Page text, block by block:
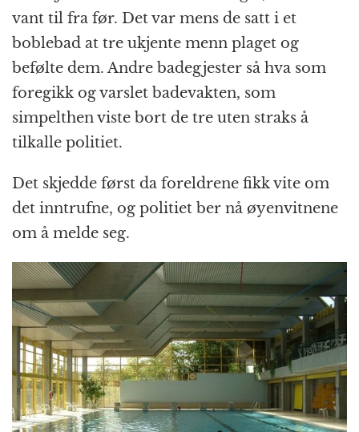
vant til fra før. Det var mens de satt i et
boblebad at tre ukjente menn plaget og
befølte dem. Andre badegjester så hva som
foregikk og varslet badevakten, som
simpelthen viste bort de tre uten straks å
tilkalle politiet.
Det skjedde først da foreldrene fikk vite om
det inntrufne, og politiet ber nå øyenvitnene
om å melde seg.